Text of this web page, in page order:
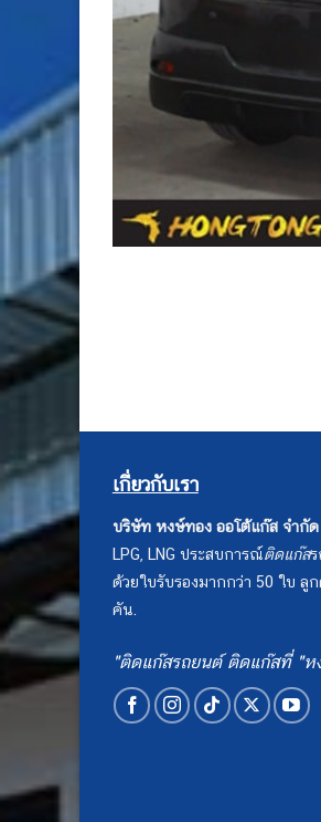
เกี่ยวกับเรา
บริษัท หงษ์ทอง ออโต้แก๊ส จำกัด
LPG, LNG ประสบการณ์ติดแก๊ส
ด้วยใบรับรองมากกว่า 50 ใบ ลู
คัน.
"ติดแก๊สรถยนต์ ติดแก๊สที่ "ห